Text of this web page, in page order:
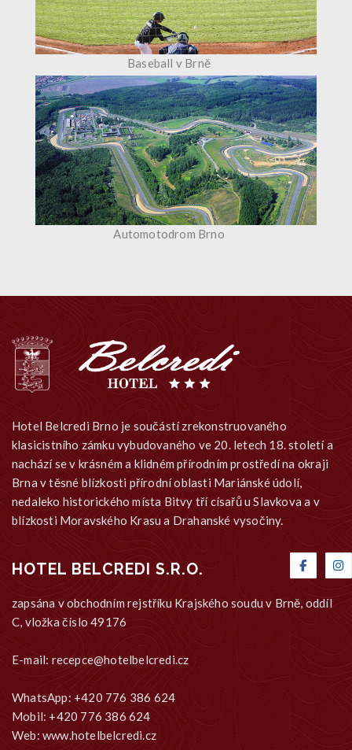
Baseball v Brně
Automotodrom Brno
Hotel Belcredi Brno je součástí zrekonstruovaného
klasicistního zámku vybudovaného ve 20. letech 18. století a
nachází se v krásném a klidném přírodním prostředí na okraji
Brna v těsné blízkosti přírodní oblasti Mariánské údolí,
nedaleko historického místa Bitvy tří císařů u Slavkova a v
blízkosti Moravského Krasu a Drahanské vysočiny.
HOTEL BELCREDI S.R.O.
zapsána v obchodním rejstříku Krajského soudu v Brně, oddíl
C, vložka číslo 49176
E-mail: recepce@hotelbelcredi.cz
WhatsApp: +420 776 386 624
Mobil: +420 776 386 624
Web: www.hotelbelcredi.cz